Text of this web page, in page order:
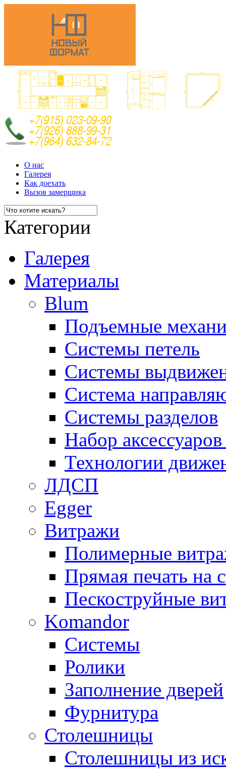
О нас
Галерея
Как доехать
Вызов замерщика
Категории
Галерея
Материалы
Blum
Подъемные
Системы петель
Системы
Система
Системы разделов
Набор
Технологии
ЛДСП
Egger
Витражи
Полимерные
Прямая печать на
Пескоструйные
Komandor
Системы
Ролики
Заполнение дверей
Фурнитура
Столешницы
Столешницы из